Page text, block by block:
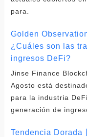
para.
Golden
¿Cuáles son las
ingresos DeFi?
Jinse Finance
Agosto está
para la industria
generación de
Tendencia Dorada